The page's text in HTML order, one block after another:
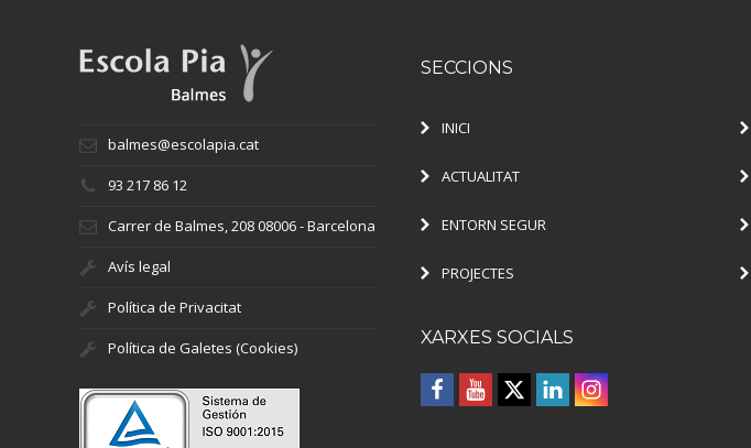
balmes@escolapia.cat
93 217 86 12
Carrer de Balmes, 208 08006 - Barcelona
Avís legal
Política de Privacitat
Política de Galetes (Cookies)
SECCIONS
INICI
ACTUALITAT
ENTORN SEGUR
PROJECTES
XARXES SOCIALS